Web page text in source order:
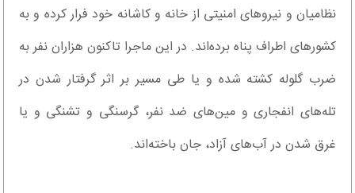
نظامیان و نیروهای امنیتی از خانه و کاشانه خود فرار کرده و به
کشورهای اطراف پناه برده‌اند. در این ماجرا تاکنون هزاران نفر به
ضرب گلوله کشته شده و یا طی مسیر بر اثر گرفتار شدن در
تله‌های انفجاری و مین‌های ضد نفر، گرسنگی و تشنگی و یا
غرق شدن در آب‌های آزاد، جان باخته‌اند.